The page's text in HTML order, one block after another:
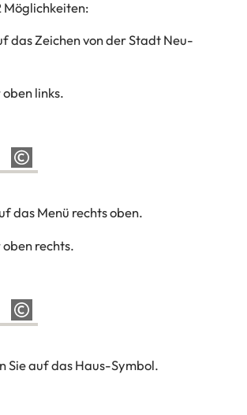
Möglichkeiten:
das Zeichen von der Stadt Neu-
links.
das Menü rechts oben.
rechts.
Sie auf das Haus-Symbol.